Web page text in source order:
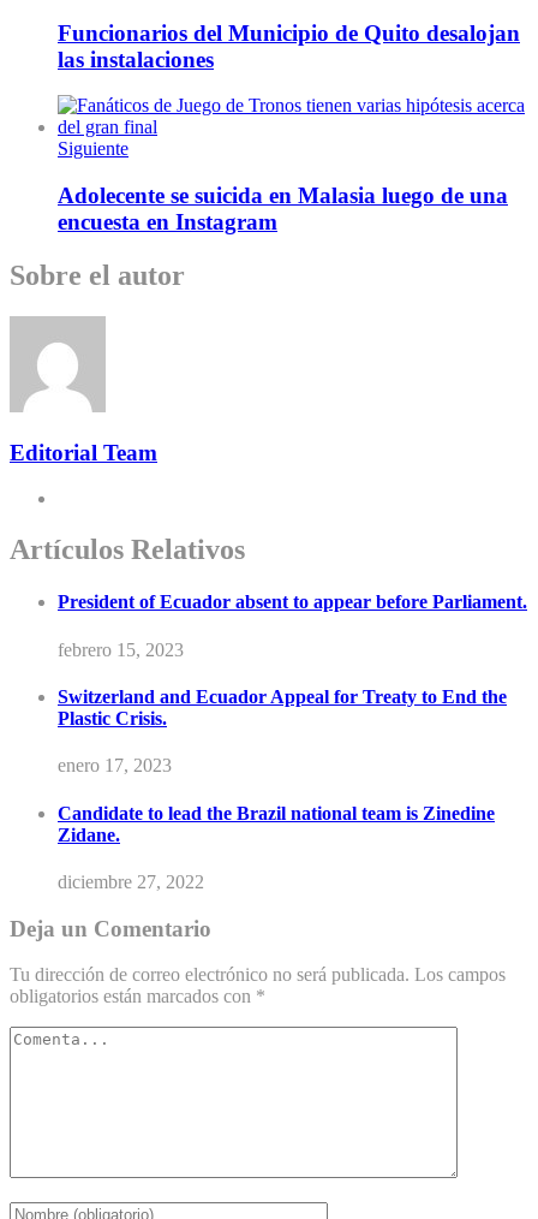
Funcionarios del Municipio de Quito desalojan
las instalaciones
Siguiente
Adolecente se suicida en Malasia luego de una
encuesta en Instagram
Sobre el autor
Editorial Team
Artículos Relativos
President of Ecuador absent to appear before Parliament.
febrero 15, 2023
Switzerland and Ecuador Appeal for Treaty to End the
Plastic Crisis.
enero 17, 2023
Candidate to lead the Brazil national team is Zinedine
Zidane.
diciembre 27, 2022
Deja un Comentario
Tu dirección de correo electrónico no será publicada. Los campos
obligatorios están marcados con *